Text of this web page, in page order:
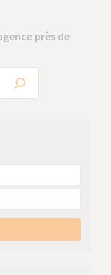
près de